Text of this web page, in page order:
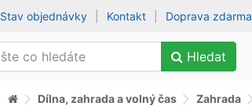
Stav objednávky Kontakt Doprava zdarma
Hledat
Dílna, zahrada a volný čas Zahrada